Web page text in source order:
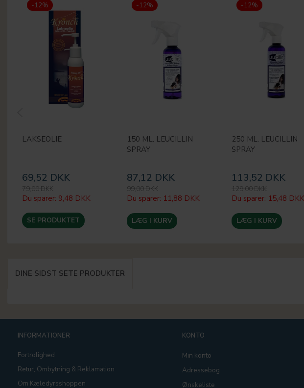
-12%
LAKSEOLIE
69,52 DKK
79,00 DKK
Du sparer: 9,48 DKK
SE PRODUKTET
-12%
150 ML. LEUCILLIN
SPRAY
87,12 DKK
99,00 DKK
Du sparer: 11,88 DKK
LÆG I KURV
-12%
250 ML. LEUCILLIN
SPRAY
113,52 DKK
129,00 DKK
Du sparer: 15,48 DKK
LÆG I KURV
DINE SIDST SETE PRODUKTER
INFORMATIONER
Fortrolighed
Retur, Ombytning & Reklamation
Om Kæledyrsshoppen
KONTO
Min konto
Adressebog
Ønskeliste